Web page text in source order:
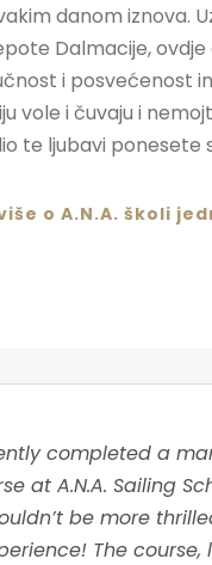
danom iznova.
Dalmacije,
i posvećenost
vole i čuvaju i
te ljubavi ponesete
o A.N.A. školi
completed a
at A.N.A. Sailing
be more
The course,